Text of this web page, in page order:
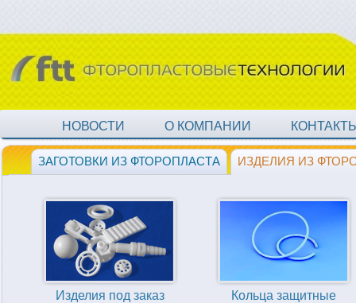
НОВОСТИ О КОМПАНИИ
ЗАГОТОВКИ ИЗ ФТОРОПЛАСТА ИЗДЕЛИЯ ИЗ
Изделия под заказ Кольца защитные